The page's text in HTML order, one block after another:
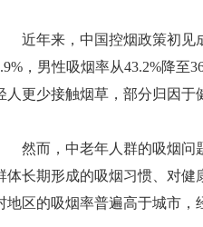
近年来，中国控烟政策初见
，男性吸烟率从43.2%降至
人更少接触烟草，部分归因于
然而，中老年人群的吸烟问
体长期形成的吸烟习惯、对健
地区的吸烟率普遍高于城市，